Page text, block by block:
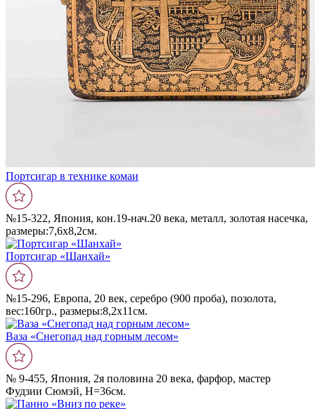
Портсигар в технике комаи
№15-322, Япония, кон.19-нач.20 века, металл, золотая насечка,
размеры:7,6х8,2см.
Портсигар «Шанхай»
№15-296, Европа, 20 век, серебро (900 проба), позолота,
вес:160гр., размеры:8,2х11см.
Ваза «Снегопад над горным лесом»
№ 9-455, Япония, 2я половина 20 века, фарфор, мастер
Фудзии Сюмэй, Н=36см.